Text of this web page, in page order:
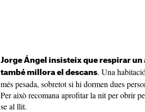
Jorge Ángel insisteix que respirar un
també millora el descans. Una
més pesada, sobretot si hi dormen dues
Per això recomana aprofitar la nit per obrir
se al llit.